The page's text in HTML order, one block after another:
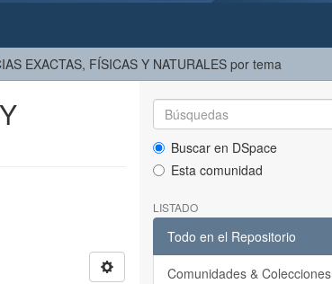
EXACTAS, FÍSICAS Y NATURALES por tema
Buscar en DSpace
Esta comunidad
LISTADO
Todo en el Repositorio
Comunidades & Colecciones